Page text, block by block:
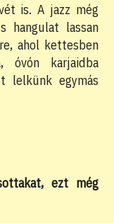
is. A jazz még
hangulat lassan
ahol kettesben
óvón karjaidba
lelkünk egymás
ezt még